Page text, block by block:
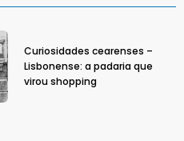
Curiosidades cearenses –
Lisbonense: a padaria que
virou shopping